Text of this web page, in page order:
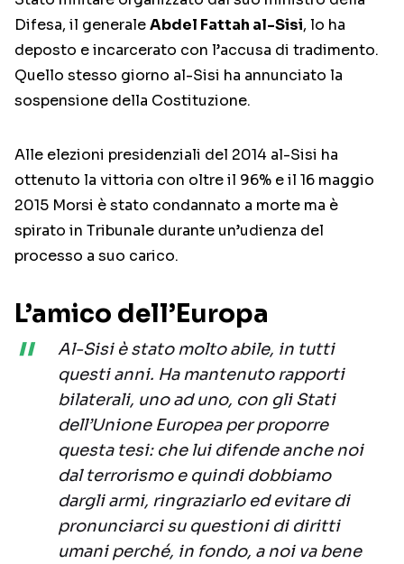
Difesa, il generaleAbdel Fattah al-Sisi, lo ha
deposto e incarcerato con l’accusa di tradimento.
Quello stesso giorno al-Sisi ha annunciato la
sospensione della Costituzione.
Alle elezioni presidenziali del 2014 al-Sisi ha
ottenuto la vittoria con oltre il 96% e il 16 maggio
2015 Morsi è stato condannato a morte ma è
spirato in Tribunale durante un’udienza del
processo a suo carico.
L’amico dell’Europa
Al-Sisi è stato molto abile, in tutti
questi anni. Ha mantenuto rapporti
bilaterali, uno ad uno, con gli Stati
dell’Unione Europea per proporre
questa tesi: che lui difende anche noi
dal terrorismo e quindi dobbiamo
dargli armi, ringraziarlo ed evitare di
pronunciarci su questioni di diritti
umani perché, in fondo, a noi va bene